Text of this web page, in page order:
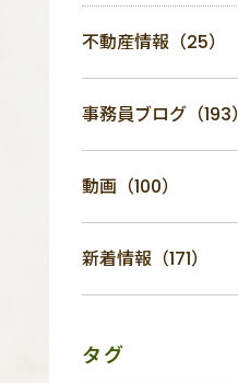
不動産情報（25）
事務員ブログ（193）
動画（100）
新着情報（171）
タグ